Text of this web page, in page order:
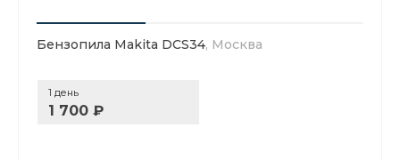
Бензопила Makita DCS34, Москва
1 день
1 700 ₽